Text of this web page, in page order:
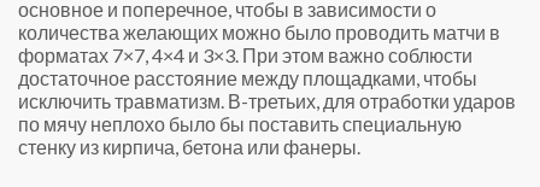
основное и поперечное, чтобы в зависимости о
количества желающих можно было проводить матчи в
форматах 7×7, 4×4 и 3×3. При этом важно соблюсти
достаточное расстояние между площадками, чтобы
исключить травматизм. В-третьих, для отработки ударов
по мячу неплохо было бы поставить специальную
стенку из кирпича, бетона или фанеры.